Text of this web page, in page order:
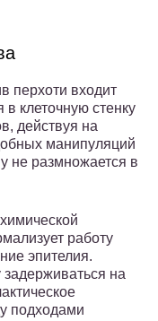
перхоти входит
клеточную стенку
действуя на
манипуляций
не размножается в
работу
эпителия.
на
подходами